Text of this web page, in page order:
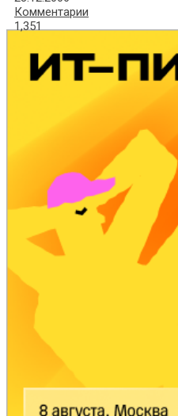
Комментарии
1,351